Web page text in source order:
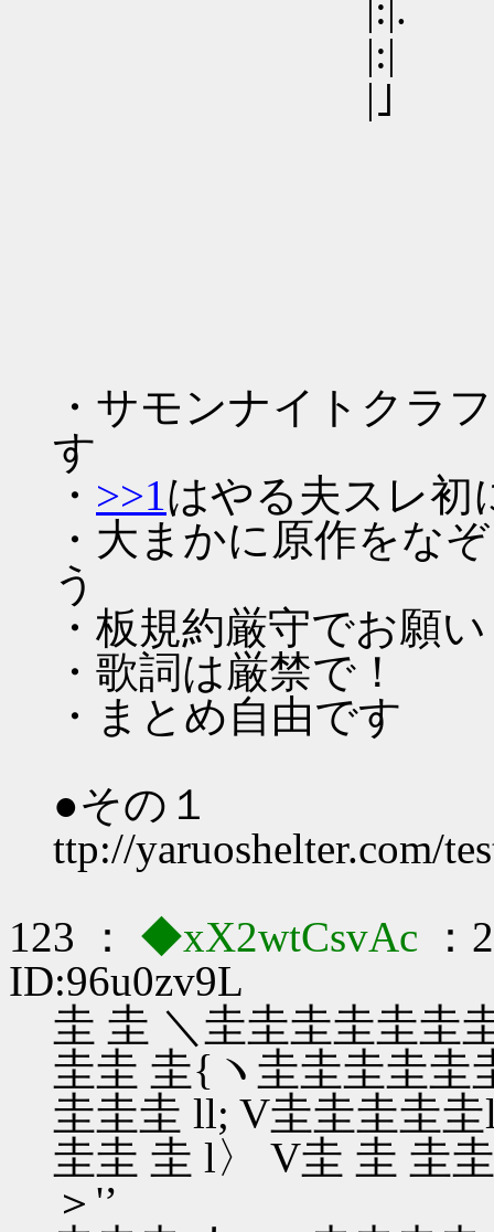
|:|. ｌ
|:| V::::|
|｣ ∨
・サモンナイトクラ
す
・ >>1はやる夫スレ初
・大まかに原作をな
う
・板規約厳守でお願
・歌詞は厳禁で！
・まとめ自由です
●その１
ttp://yaruoshelter.com/
123 ：
◆xX2wtCsvAc
ID:96u0zv9L
圭 圭 ＼圭圭圭圭圭圭
圭圭 圭{ヽ圭圭圭圭圭
圭圭圭 ll; V圭圭圭圭
圭圭 圭 l〉 V圭
＞'’